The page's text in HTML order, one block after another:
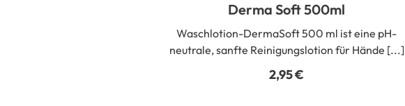
Derma Soft 500ml
Waschlotion-DermaSoft 500 ml ist eine pH-
neutrale, sanfte Reinigungslotion für Hände [...]
2,95€